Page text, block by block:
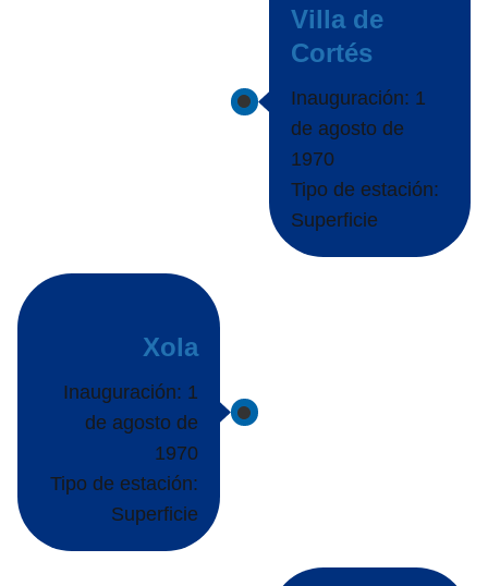
Villa de
Cortés
Inauguración: 1
de agosto de
1970
Tipo de estación:
Superficie
Xola
Inauguración: 1
de agosto de
1970
Tipo de estación:
Superficie